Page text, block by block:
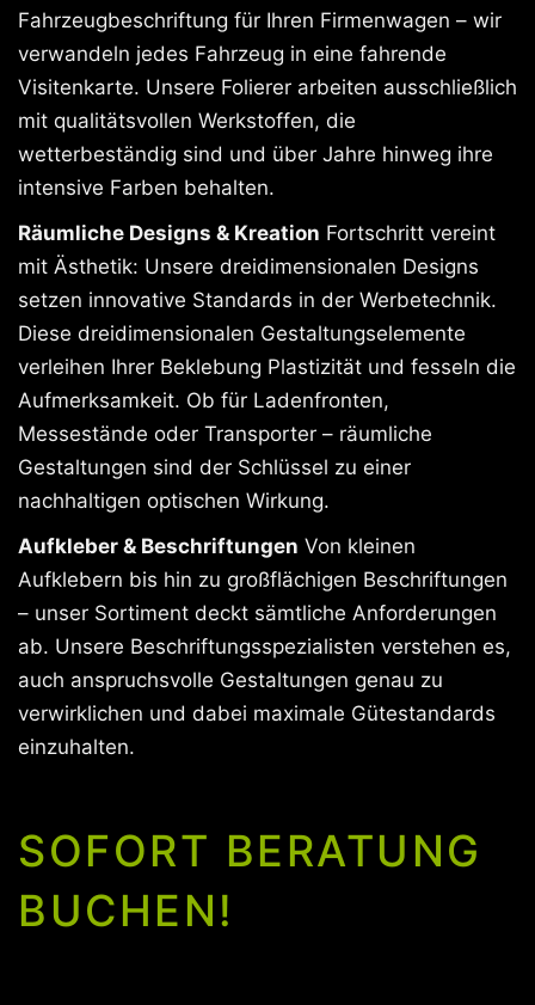
Fahrzeugbeschriftung für Ihren Firmenwagen – wir
verwandeln jedes Fahrzeug in eine fahrende
Visitenkarte. Unsere Folierer arbeiten ausschließlich
mit qualitätsvollen Werkstoffen, die
wetterbeständig sind und über Jahre hinweg ihre
intensive Farben behalten.
Räumliche Designs & Kreation Fortschritt vereint
mit Ästhetik: Unsere dreidimensionalen Designs
setzen innovative Standards in der Werbetechnik.
Diese dreidimensionalen Gestaltungselemente
verleihen Ihrer Beklebung Plastizität und fesseln die
Aufmerksamkeit. Ob für Ladenfronten,
Messestände oder Transporter – räumliche
Gestaltungen sind der Schlüssel zu einer
nachhaltigen optischen Wirkung.
Aufkleber & Beschriftungen Von kleinen
Aufklebern bis hin zu großflächigen Beschriftungen
– unser Sortiment deckt sämtliche Anforderungen
ab. Unsere Beschriftungsspezialisten verstehen es,
auch anspruchsvolle Gestaltungen genau zu
verwirklichen und dabei maximale Gütestandards
einzuhalten.
SOFORT BERATUNG
BUCHEN!